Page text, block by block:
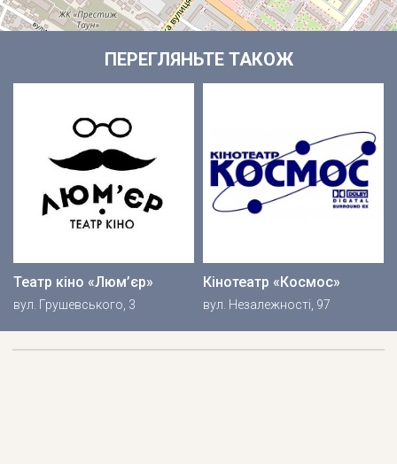
Leaflet | ©OpenStreetMap, ©FrankivskOnline
ПЕРЕГЛЯНЬТЕ ТАКОЖ
Театр кіно «Люм’єр»
вул. Грушевського, 3
Кінотеатр «Космос»
вул. Незалежності, 97